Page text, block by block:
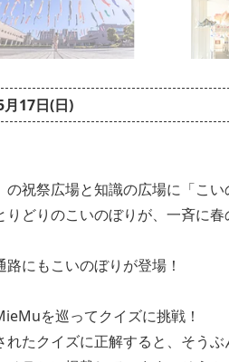
17日(日)
祝祭広場と知識の広場に「こい
どりのこいのぼりが、一斉に春
にもこいのぼりが登場！
を巡ってクイズに挑戦！
たクイズに正解すると、そう